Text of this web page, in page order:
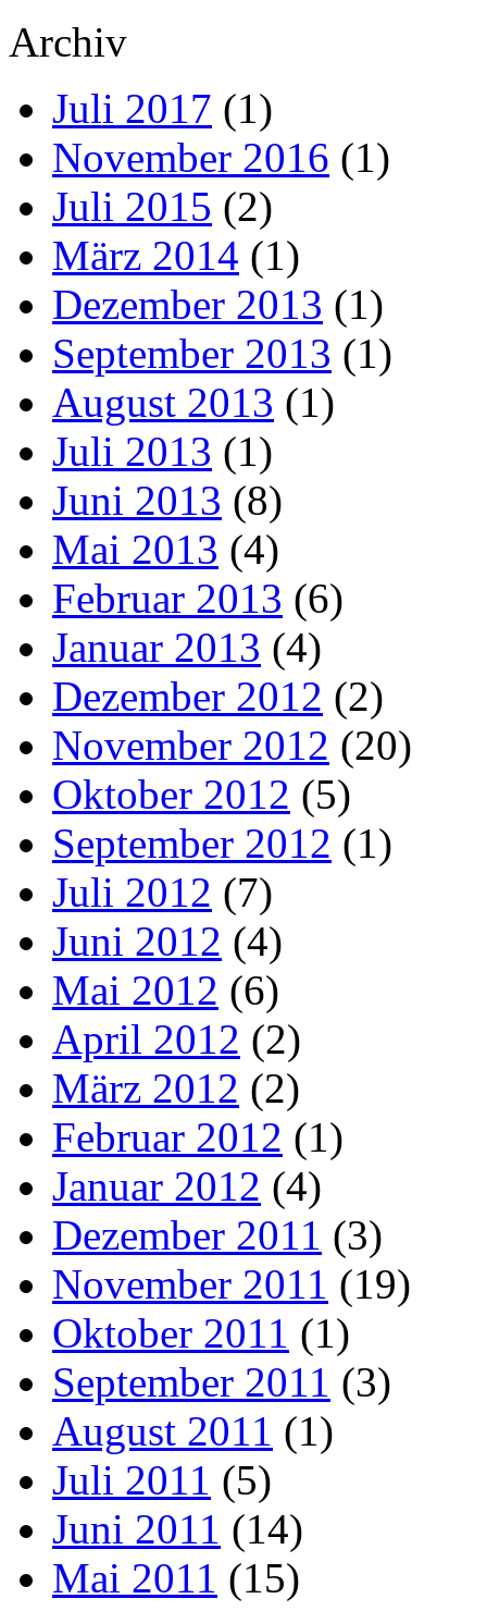
Archiv
Juli 2017 (1)
November 2016 (1)
Juli 2015 (2)
März 2014 (1)
Dezember 2013 (1)
September 2013 (1)
August 2013 (1)
Juli 2013 (1)
Juni 2013 (8)
Mai 2013 (4)
Februar 2013 (6)
Januar 2013 (4)
Dezember 2012 (2)
November 2012 (20)
Oktober 2012 (5)
September 2012 (1)
Juli 2012 (7)
Juni 2012 (4)
Mai 2012 (6)
April 2012 (2)
März 2012 (2)
Februar 2012 (1)
Januar 2012 (4)
Dezember 2011 (3)
November 2011 (19)
Oktober 2011 (1)
September 2011 (3)
August 2011 (1)
Juli 2011 (5)
Juni 2011 (14)
Mai 2011 (15)